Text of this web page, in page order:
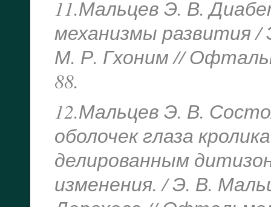
11.Мальцев Э. В.
механизмы развития
М. Р. Гхоним //
88.
12.Мальцев Э. В.
оболочек глаза
делированным
изменения. / Э. В.